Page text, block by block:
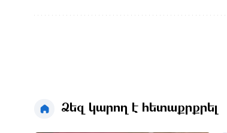
Ձեզ կարող է հետաքրքրել